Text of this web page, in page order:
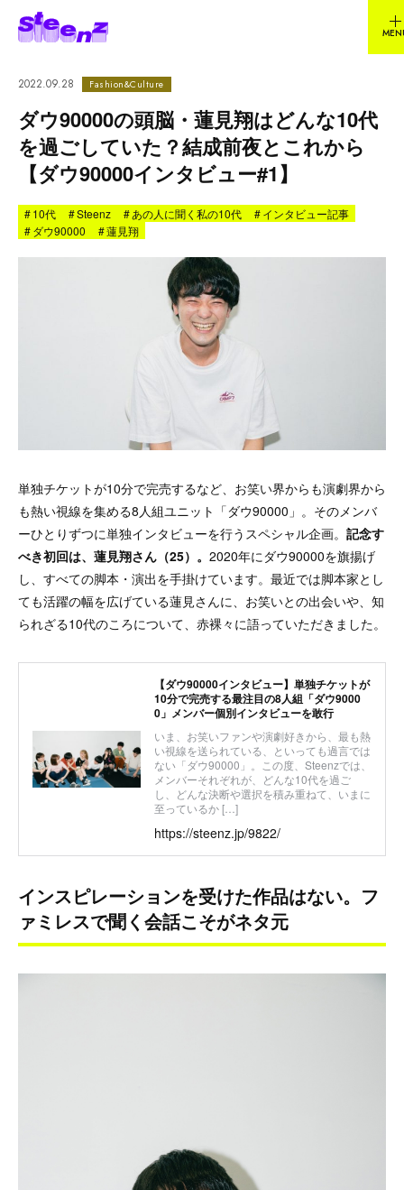
2022.09.28 Fashion&Culture
ダウ90000の頭脳・蓮見翔はどんな10代
を過ごしていた？結成前夜とこれから
【ダウ90000インタビュー#1】
#10代 #Steenz #あの人に聞く私の10代 #インタビュー記事
#ダウ90000 #蓮見翔
単独チケットが10分で完売するなど、お笑い界からも演劇界から
も熱い視線を集める8人組ユニット「ダウ90000」。そのメンバ
ーひとりずつに単独インタビューを行うスペシャル企画。 記念す
べき初回は、蓮見翔さん（25）。 2020年にダウ90000を旗揚げ
し、すべての脚本・演出を手掛けています。最近では脚本家とし
ても活躍の幅を広げている蓮見さんに、お笑いとの出会いや、知
られざる10代のころについて、赤裸々に語っていただきました。
【ダウ90000インタビュー】単独チケットが
10分で完売する最注目の8人組「ダウ9000
0」メンバー個別インタビューを敢行
いま、お笑いファンや演劇好きから、最も熱
い視線を送られている、といっても過言では
ない「ダウ90000」。この度、Steenzでは、
メンバーそれぞれが、どんな10代を過ご
し、どんな決断や選択を積み重ねて、いまに
至っているか […]
https://steenz.jp/9822/
インスピレーションを受けた作品はない。フ
ァミレスで聞く会話こそがネタ元